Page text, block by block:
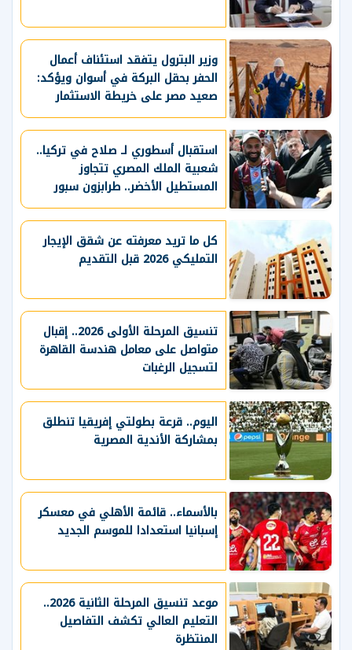
وزير البترول يتفقد استئناف أعمال
الحفر بحقل البركة في أسوان ويؤكد:
صعيد مصر على خريطة الاستثمار
البترولي
استقبال أسطوري لـ صلاح في تركيا..
شعبية الملك المصري تتجاوز
المستطيل الأخضر.. طرابزون سبور
يسعي لاستعادة لقب الدوري التركي
وتعزيز حظوظه في المنافسات
الأوروبية
كل ما تريد معرفته عن شقق الإيجار
التمليكي 2026 قبل التقديم
تنسيق المرحلة الأولى 2026.. إقبال
متواصل على معامل هندسة القاهرة
لتسجيل الرغبات
اليوم.. قرعة بطولتي إفريقيا تنطلق
بمشاركة الأندية المصرية
بالأسماء.. قائمة الأهلي في معسكر
إسبانيا استعدادا للموسم الجديد
موعد تنسيق المرحلة الثانية 2026..
التعليم العالي تكشف التفاصيل
المنتظرة